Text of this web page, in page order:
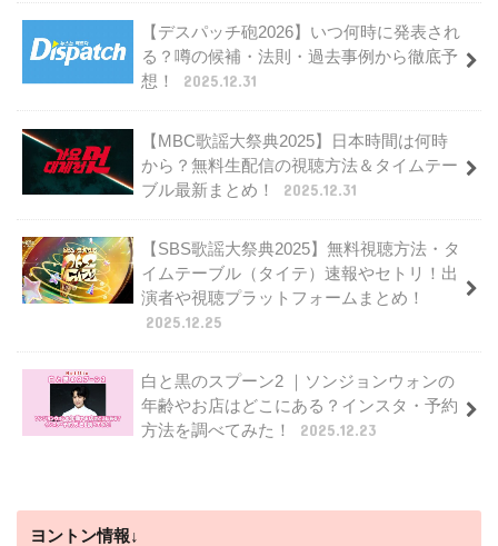
【デスパッチ砲2026】いつ何時に発表され
る？噂の候補・法則・過去事例から徹底予
想！
2025.12.31
【MBC歌謡大祭典2025】日本時間は何時
から？無料生配信の視聴方法＆タイムテー
ブル最新まとめ！
2025.12.31
【SBS歌謡大祭典2025】無料視聴方法・タ
イムテーブル（タイテ）速報やセトリ！出
演者や視聴プラットフォームまとめ！
2025.12.25
白と黒のスプーン2 ｜ソンジョンウォンの
年齢やお店はどこにある？インスタ・予約
方法を調べてみた！
2025.12.23
ヨントン情報↓